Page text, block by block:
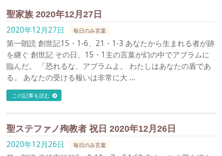
聖家族 2020年12月27日
2020年12月27日 毎日のみ言葉
第一朗読 創世記15・1-6、21・1-3 あなたから生まれる者が跡
を継ぐ 創世記 その日、15・1主の言葉が幻の中でアブラムに
臨んだ。 「恐れるな、アブラムよ。 わたしはあなたの盾であ
る。 あなたの受ける報いは非常に大 …
この記事を読む
聖ステファノ殉教者 祝日 2020年12月26日
2020年12月26日 毎日のみ言葉